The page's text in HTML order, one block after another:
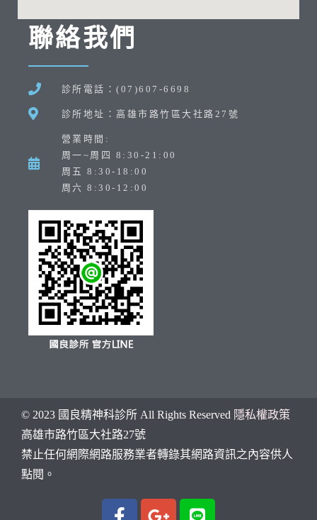
聯絡我們
診所電話：(07)607-6698
診所地址：高雄市路竹區大社路27號
營業時間:
周一~周四 8:30-21:00
周五 8:30-18:00
周六 8:30-12:00
© 2023 國良精神科診所 All Rights Reserved 隱私權政策
高雄市路竹區大社路27號
禁止任何網際網路服務業者轉錄其網路資訊之內容供人
點閱。